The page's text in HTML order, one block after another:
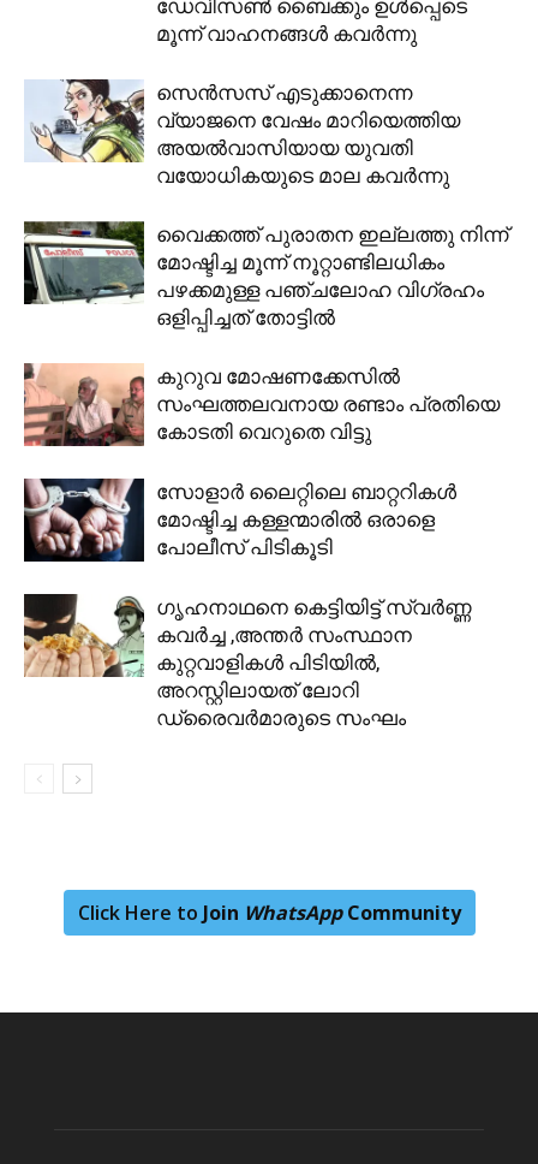
ഡേവിസൺ ബൈക്കും ഉൾപ്പെടെ
മൂന്ന് വാഹനങ്ങൾ കവർന്നു
സെന്‍സസ് എടുക്കാനെന്ന
വ്യാജനെ വേഷം മാറിയെത്തിയ
അയല്‍വാസിയായ യുവതി
വയോധികയുടെ മാല കവര്‍ന്നു
വൈക്കത്ത് പുരാതന ഇല്ലത്തു നിന്ന്
മോഷ്ടിച്ച മൂന്ന് നൂറ്റാണ്ടിലധികം
പഴക്കമുള്ള പഞ്ചലോഹ വിഗ്രഹം
ഒളിപ്പിച്ചത് തോട്ടില്‍
കുറുവ മോഷണക്കേസിൽ
സംഘത്തലവനായ രണ്ടാം പ്രതിയെ
കോടതി വെറുതെ വിട്ടു
സോളാർ ലൈറ്റിലെ ബാറ്ററികൾ
മോഷ്ടിച്ച കള്ളന്മാരിൽ ഒരാളെ
പോലീസ് പിടികൂടി
ഗൃഹനാഥനെ കെട്ടിയിട്ട് സ്വർണ്ണ
കവർച്ച ,അന്തർ സംസ്ഥാന
കുറ്റവാളികൾ പിടിയിൽ,
അറസ്റ്റിലായത് ലോറി
ഡ്രൈവർമാരുടെ സംഘം
Click Here to Join WhatsAppCommunity